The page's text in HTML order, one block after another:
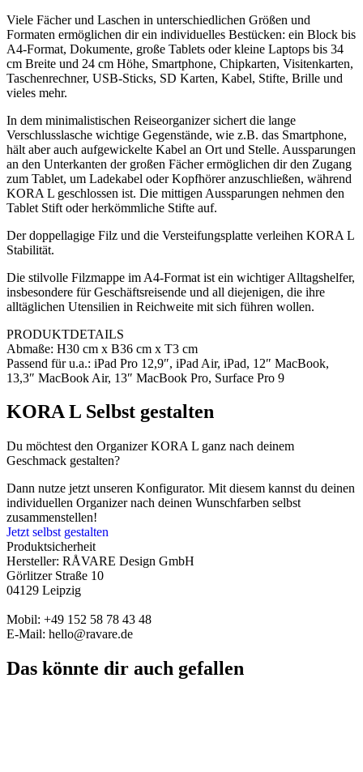
Viele Fächer und Laschen in unterschiedlichen Größen und
Formaten ermöglichen dir ein individuelles Bestücken: ein Block bis
A4-Format, Dokumente, große Tablets oder kleine Laptops bis 34
cm Breite und 24 cm Höhe, Smartphone, Chipkarten, Visitenkarten,
Taschenrechner, USB-Sticks, SD Karten, Kabel, Stifte, Brille und
vieles mehr.
In dem minimalistischen Reiseorganizer sichert die lange
Verschlusslasche wichtige Gegenstände, wie z.B. das Smartphone,
hält aber auch aufgewickelte Kabel an Ort und Stelle. Aussparungen
an den Unterkanten der großen Fächer ermöglichen dir den Zugang
zum Tablet, um Ladekabel oder Kopfhörer anzuschließen, während
KORA L geschlossen ist. Die mittigen Aussparungen nehmen den
Tablet Stift oder herkömmliche Stifte auf.
Der doppellagige Filz und die Versteifungsplatte verleihen KORA L
Stabilität.
Die stilvolle Filzmappe im A4-Format ist ein wichtiger Alltagshelfer,
insbesondere für Geschäftsreisende und all diejenigen, die ihre
alltäglichen Utensilien in Reichweite mit sich führen wollen.
PRODUKTDETAILS
Abmaße: H30 cm x B36 cm x T3 cm
Passend für u.a.: iPad Pro 12,9″, iPad Air, iPad, 12″ MacBook,
13,3″ MacBook Air, 13″ MacBook Pro, Surface Pro 9
KORA L Selbst gestalten
Du möchtest den Organizer KORA L ganz nach deinem
Geschmack gestalten?
Dann nutze jetzt unseren Konfigurator. Mit diesem kannst du deinen
individuellen Organizer nach deinen Wunschfarben selbst
zusammenstellen!
Jetzt selbst gestalten
Produktsicherheit
Hersteller: RÅVARE Design GmbH
Görlitzer Straße 10
04129 Leipzig
Mobil: +49 152 58 78 43 48
E-Mail: hello@ravare.de
Das könnte dir auch gefallen